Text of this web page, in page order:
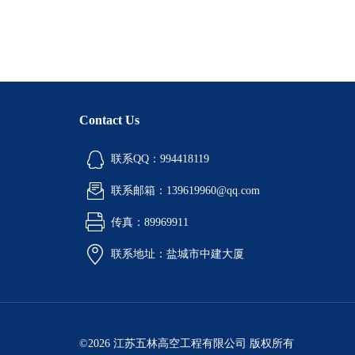
Contact Us
联系QQ：994418119
联系邮箱：139619960@qq.com
传真：89969911
联系地址：盐城市中建大厦
©2026 江苏五林高空工程有限公司 版权所有